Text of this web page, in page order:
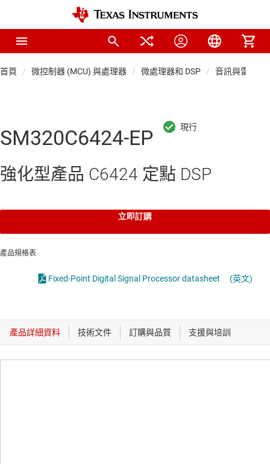
首頁 微控制器 (MCU) 與處理器 微處理器和 DSP 音訊與雷達
SM320C6424-EP
強化型產品 C6424 定點 DSP
立即訂購
產品規格表
Fixed-Point Digital Signal Processor datasheet (英文)